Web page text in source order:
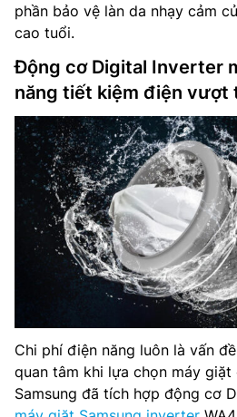
phần bảo vệ làn da nhạy cảm
cao tuổi.
Động cơ Digital Inverter
năng tiết kiệm điện vượt
Chi phí điện năng luôn là vấn
quan tâm khi lựa chọn máy
Samsung đã tích hợp động cơ